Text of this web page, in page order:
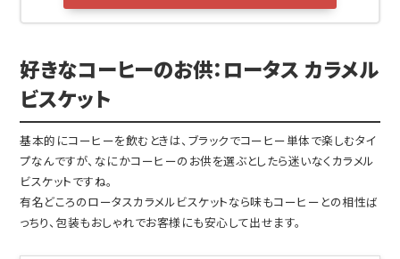
好きなコーヒーのお供：ロータス カラメル
ビスケット
基本的にコーヒーを飲むときは、ブラックでコーヒー単体で楽しむタイ
プなんですが、なにかコーヒーのお供を選ぶとしたら迷いなくカラメル
ビスケットですね。
有名どころのロータスカラメルビスケットなら味もコーヒーとの相性ば
っちり、包装もおしゃれでお客様にも安心して出せます。